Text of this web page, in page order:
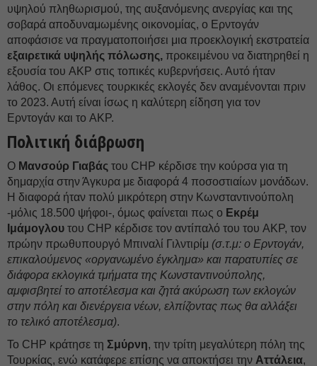
υψηλού πληθωρισμού, της αυξανόμενης ανεργίας και της
σοβαρά αποδυναμωμένης οικονομίας, ο Ερντογάν
αποφάσισε να πραγματοποιήσει μια προεκλογική εκστρατεία
εξαιρετικά υψηλής πόλωσης, προκειμένου να διατηρηθεί η
εξουσία του AKP στις τοπικές κυβερνήσεις. Αυτό ήταν
λάθος. Οι επόμενες τουρκικές εκλογές δεν αναμένονται πριν
το 2023. Αυτή είναι ίσως η καλύτερη είδηση για τον
Ερντογάν και το AKP.
Πολιτική διάβρωση
Ο Μανσούρ Γιαβάς του CHP κέρδισε την κούρσα για τη
δημαρχία στην Άγκυρα με διαφορά 4 ποσοστιαίων μονάδων.
Η διαφορά ήταν πολύ μικρότερη στην Κωνσταντινούπολη
-μόλις 18.500 ψήφοι-, όμως φαίνεται πως ο Εκρέμ
Ιμάμογλου του CHP κέρδισε τον αντίπαλό του του AKP, τον
πρώην πρωθυπουργό Μπιναλί Γιλντιρίμ (σ.τ.μ: ο Ερντογάν,
επικαλούμενος «οργανωμένο έγκλημα» και παρατυπίες σε
διάφορα εκλογικά τμήματα της Κωνσταντινούπολης,
αμφισβητεί το αποτέλεσμα και ζητά ακύρωση των εκλογών
στην πόλη και διενέργεια νέων, ελπίζοντας πως θα αλλάξει
το τελικό αποτέλεσμα).
Το CHP κράτησε τη Σμύρνη, την τρίτη μεγαλύτερη πόλη της
Τουρκίας, ενώ κατάφερε επίσης να αποκτήσει την Αττάλεια,